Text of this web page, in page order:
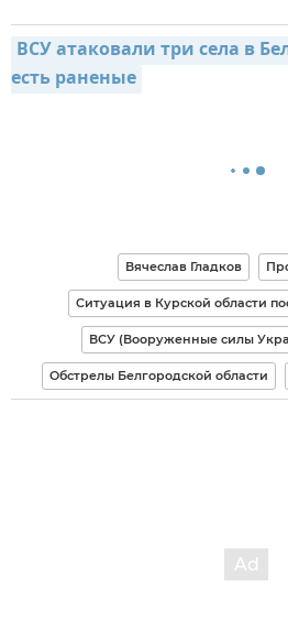
ВСУ атаковали три села в
есть раненые
Вячеслав Гладков
Ситуация в Курской области
ВСУ (Вооруженные силы
Обстрелы Белгородской области